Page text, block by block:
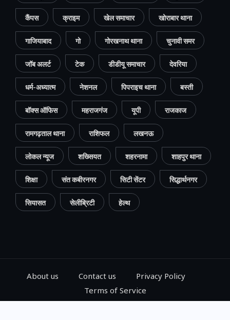
कैंपस क्राइम खेल समाचार खोराबार थाना
गाजियाबाद गो गोरखनाथ थाना चुनावी समर
जॉब अलर्ट टेक डीडीयू समाचार देवरिया
धर्म-अध्यात्म नेशनल पिपराइच थाना बस्ती
बॉक्स ऑफिस महराजगंज यूपी राजकाज
रामगढ़ताल थाना राशिफल लखनऊ
लोकल न्यूज शख्सियत शहरनामा शाहपुर थाना
शिक्षा संत कबीरनगर सिटी सेंटर सिद्धार्थनगर
सियासत सेलीब्रिटी हेल्थ
About us Contact us
Privacy Policy
Terms of Service